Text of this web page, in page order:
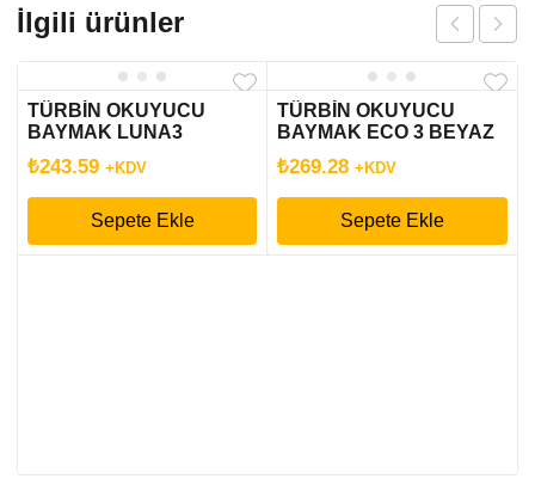
İlgili ürünler
TÜRBİN OKUYUCU
BAYMAK LUNA3
KIRMIZI
₺243.59 +KDV
Sepete Ekle
TÜRBİN OKUYUCU
BAYMAK ECO 3 BEYAZ
₺269.28 +KDV
Sepete Ekle